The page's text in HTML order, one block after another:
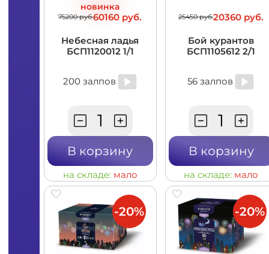
новинка
75200 руб.60160 руб.
Небесная ладья
БСП1120012 1/1
200 залпов
В корзину
на складе: мало
25450 руб.20360 руб.
Бой курантов
БСП1105612 2/1
56 залпов
В корзину
на складе: мало
-20% -20%